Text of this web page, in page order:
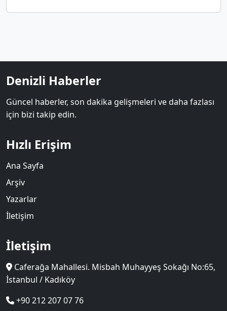
Denizli Haberler
Güncel haberler, son dakika gelişmeleri ve daha fazlası
için bizi takip edin.
Hızlı Erişim
Ana Sayfa
Arşiv
Yazarlar
İletişim
İletişim
Caferağa Mahallesi. Misbah Muhayyeş Sokağı No:65,
İstanbul / Kadıköy
+90 212 207 07 76